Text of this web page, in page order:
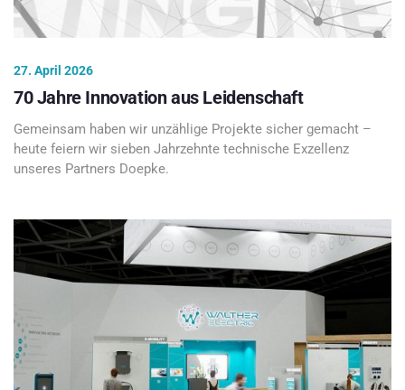
27. April 2026
70 Jahre Innovation aus Leidenschaft
Gemeinsam haben wir unzählige Projekte sicher gemacht –
heute feiern wir sieben Jahrzehnte technische Exzellenz
unseres Partners Doepke.